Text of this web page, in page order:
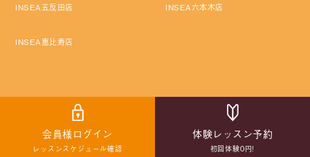
会員様ログイン
レッスンスケジュール確認
体験レッスン予約
初回体験0円!
INSEA五反田店 INSEA六本木店
INSEA恵比寿店
Copyright © Pro Labo Holdings Co.,Ltd. All rights reserved.